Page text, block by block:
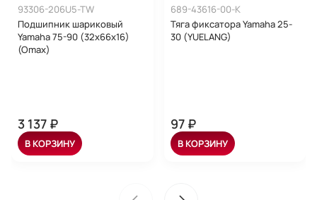
93306-206U5-TW
Подшипник шариковый
Yamaha 75-90 (32x66x16)
(Omax)
3 137 ₽
В КОРЗИНУ
689-43616-00-K
Тяга фиксатора Yamaha 25-
30 (YUELANG)
97 ₽
В КОРЗИНУ